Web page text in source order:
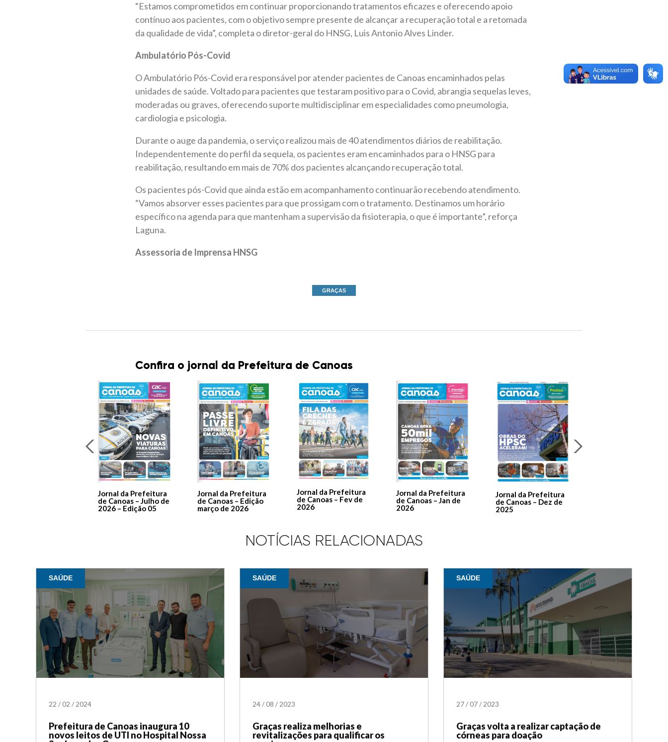
“Estamos comprometidos em continuar proporcionando tratamentos eficazes e oferecendo apoio
contínuo aos pacientes, com o objetivo sempre presente de alcançar a recuperação total e a retomada
da qualidade de vida”, completa o diretor-geral do HNSG, Luis Antonio Alves Linder.
Ambulatório Pós-Covid
O Ambulatório Pós-Covid era responsável por atender pacientes de Canoas encaminhados pelas
unidades de saúde. Voltado para pacientes que testaram positivo para o Covid, abrangia sequelas leves,
moderadas ou graves, oferecendo suporte multidisciplinar em especialidades como pneumologia,
cardiologia e psicologia.
Durante o auge da pandemia, o serviço realizou mais de 40 atendimentos diários de reabilitação.
Independentemente do perfil da sequela, os pacientes eram encaminhados para o HNSG para
reabilitação, resultando em mais de 70% dos pacientes alcançando recuperação total.
Os pacientes pós-Covid que ainda estão em acompanhamento continuarão recebendo atendimento.
“Vamos absorver esses pacientes para que prossigam com o tratamento. Destinamos um horário
específico na agenda para que mantenham a supervisão da fisioterapia, o que é importante”, reforça
Laguna.
Assessoria de Imprensa HNSG
GRAÇAS
Confira o jornal da Prefeitura de Canoas
Jornal da Prefeitura
de Canoas – Julho de
2026 – Edição 05
Jornal da Prefeitura
de Canoas – Edição
março de 2026
Jornal da Prefeitura
de Canoas – Fev de
2026
Jornal da Prefeitura
de Canoas – Jan de
2026
Jornal da Prefeitura
de Canoas – Dez de
2025
NOTÍCIAS RELACIONADAS
SAÚDE
22 /02 / 2024
Prefeitura de Canoas inaugura 10
novos leitos de UTI no Hospital Nossa
SAÚDE
24/08 / 2023
Graças realiza melhorias e
revitalizações para qualificar os
SAÚDE
27/07/ 2023
Graças volta a realizar captação de
córneas para doação